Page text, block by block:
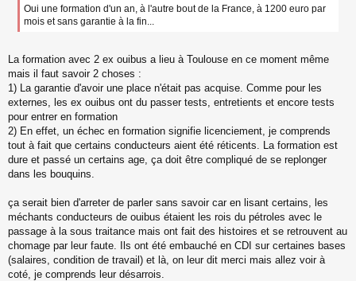
Oui une formation d'un an, à l'autre bout de la France, à 1200 euro par
mois et sans garantie à la fin...
La formation avec 2 ex ouibus a lieu à Toulouse en ce moment même
mais il faut savoir 2 choses :
1) La garantie d'avoir une place n'était pas acquise. Comme pour les
externes, les ex ouibus ont du passer tests, entretients et encore tests
pour entrer en formation
2) En effet, un échec en formation signifie licenciement, je comprends
tout à fait que certains conducteurs aient été réticents. La formation est
dure et passé un certains age, ça doit être compliqué de se replonger
dans les bouquins.
ça serait bien d'arreter de parler sans savoir car en lisant certains, les
méchants conducteurs de ouibus étaient les rois du pétroles avec le
passage à la sous traitance mais ont fait des histoires et se retrouvent au
chomage par leur faute. Ils ont été embauché en CDI sur certaines bases
(salaires, condition de travail) et là, on leur dit merci mais allez voir à
coté, je comprends leur désarrois.